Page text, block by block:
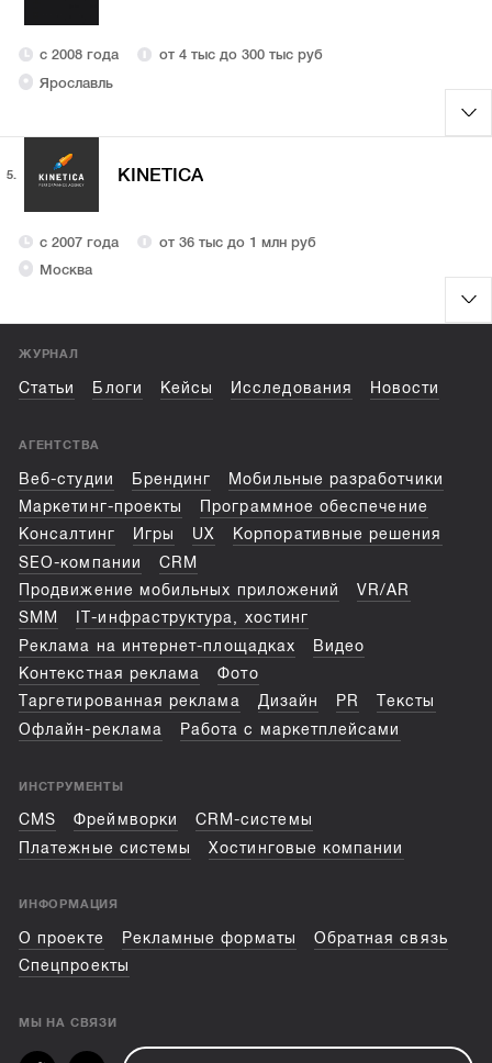
с 2008 года
от 4 тыс до 300 тыс руб
Ярославль
5. KINETICA
с 2007 года
от 36 тыс до 1 млн руб
Москва
ЖУРНАЛ
Статьи Блоги Кейсы Исследования Новости
АГЕНТСТВА
Веб-студии Брендинг
Мобильные разработчики
Маркетинг-проекты
Программное обеспечение
Консалтинг
Игры UX
Корпоративные решения
SEO-компании
CRM
Продвижение мобильных приложений
VR/AR
SMM
IT-инфраструктура, хостинг
Реклама на интернет-площадках
Видео
Контекстная реклама
Фото
Таргетированная реклама
Дизайн PR
Тексты
Офлайн-реклама
Работа с маркетплейсами
ИНСТРУМЕНТЫ
CMS Фреймворки
CRM-системы
Платежные системы
Хостинговые компании
ИНФОРМАЦИЯ
О проекте Рекламные форматы
Обратная связь
Спецпроекты
МЫ НА СВЯЗИ